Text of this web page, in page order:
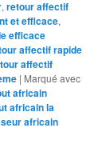
,retour affectif
et efficace,
efficace
affectif rapide
affectif
| Marqué avec
africain
africain la
africain